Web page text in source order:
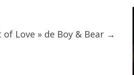
Love » de Boy & Bear →